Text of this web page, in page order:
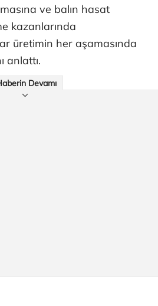
ve balın hasat
kazanlarında
üretimin her aşamasında
anlattı.
Devamı